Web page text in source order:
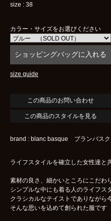
size : 38
カラー・サイズをお選びください
size guide
この商品のスタイルを見る
brand : blanc basque ブランバスク
ライフスタイルを確立した女性達と
素材の良さ、細かいところにこだわ
シンプルな中にも着る人のライフス
クラシカルなテイストでありながら
そんな思いを込めて創られた服です